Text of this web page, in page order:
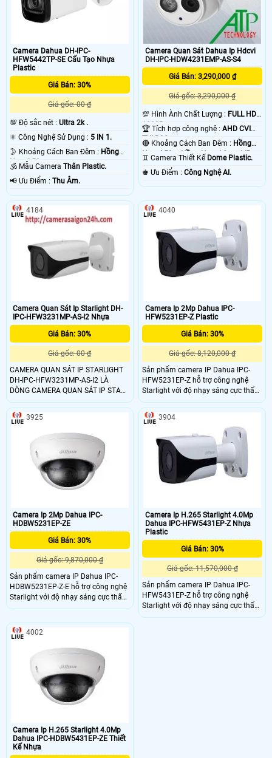
Camera Dahua DH-IPC-
HFW5442TP-SE Cấu Tạo Nhựa
Plastic
Giá Bán: 30%
Giá gốc: 00 ₫
💯 Độ sắc nét : Ultra 2k .
⚛️ Công Nghệ Sử Dụng : 5 IN 1.
🌛 Khoảng Cách Ban Đêm : Hồng
Ngoại 50m .
🕉️ Mẫu Camera Thân Plastic.
️📢 Ưu Điểm : Thu Âm.
Camera Quan Sát Dahua Ip Hdcvi
DH-IPC-HDW4231EMP-AS-S4
Giá Bán: 3,290,000 ₫
Giá gốc: 3,290,000 ₫
💯 Hình Ành Chất Lượng : FULL HD
1080P .
🏆 Tích hợp công nghệ :AHD CVI
TVI BCS.
🔴 Khoảng Cách Ban Đêm : Hồng
Ngoại 50m Hồng Ngoại Smart IR.
♊ Camera Thiết Kế Dome Plastic.
️♚ Ưu Điểm :Công Nghệ AI.
Camera Quan Sát Ip Starlight DH-
IPC-HFW3231MP-AS-I2 Nhựa
Giá Bán: 30%
Giá gốc: 00 ₫
CAMERA QUAN SÁT IP STARLIGHT
DH-IPC-HFW3231MP-AS-I2 LÀ
DÒNG CAMERA QUAN SÁT IP STAR
LIGHT(CÓ MÀU BAN ĐÊM KHI ÁNH
SÁNG YẾU). SẢN PHẨM SỬ DỤNG
CHIP CẢM BIẾN HÌNH ẢNH
THÔNG MINH 50M
4184
Camera Ip 2Mp Dahua IPC-
HFW5231EP-Z Plastic
Giá Bán: 30%
Giá gốc: 8,120,000 ₫
Sản phẩm camera IP Dahua IPC-
HFW5231EP-Z hỗ trợ công nghệ
Starlight với độ nhạy sáng cực thấp,
giúp quan sát ban đêm có màu
trong điều kiện ánh sáng thấp, cùng
các tính năng thông minh: nhận
dạng khuôn mặt, phát hiện xâm
nhập, thay đổi hiện trường, hàng rào
ảo. . Hỗ trợ xem hình bằng nhiều
công cụ: Web, phần mềm CMS
(DSS/PSS) và DMSS
4040
Camera Ip 2Mp Dahua IPC-
HDBW5231EP-ZE
Giá Bán: 30%
Giá gốc: 9,870,000 ₫
Sản phẩm camera IP Dahua IPC-
HDBW5231EP-Z-E hỗ trợ công nghệ
Starlight với độ nhạy sáng cực thấp,
giúp quan sát ban đêm có màu
các tính năng thông minh: nhận
dạng khuôn mặt, phát hiện xâm
nhập, thay đổi hiện trường, hàng rào
ảo. . Hỗ trợ xem hình bằng nhiều
công cụ: Web, phần mềm CMS
(DSS/PSS) và DMSS
3925
Camera Ip H.265 Starlight 4.0Mp
Dahua IPC-HFW5431EP-Z Nhựa
Plastic
Giá Bán: 30%
Giá gốc: 11,570,000 ₫
Sản phẩm camera IP Dahua IPC-
HFW5431EP-Z hỗ trợ công nghệ
Starlight với độ nhạy sáng cực thấp,
giúp quan sát ban đêm có màu
3904
Camera Ip H.265 Starlight 4.0Mp
Dahua IPC-HDBW5431EP-ZE Thiết
Kế Nhựa
4002